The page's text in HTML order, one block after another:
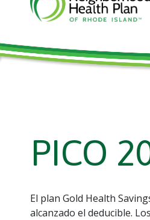
PICO
El plan Gold Health
alcanzado el deducible.